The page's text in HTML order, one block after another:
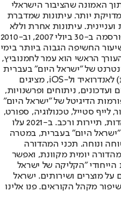
האמונה שהציבור הישראלי
יותר. עיתונות שמדברת
עיתונות אחרת וללא
תשלום. המהדורה המודפסת הראשונה פורסמה ב-30 ביולי 2007, וב-2010
החשיפה הגבוה ביותר בימי
הראשי הוא עמר לחמנוביץ,
של "ישראל היום" בעברית
ובאנגלית, כמו כן היישומונים (אפליקציות) לאנדרואיד ול-iOS, מציגים
ניתוחים ופרשנויות,
הדיגיטל של "ישראל היום"
לייף סטייל, טכנולוגיה, ספורט,
כלכלה וצרכנות, בריאות, חיילים, אוכל, יהדות, תיירות ורכב. ב-2021 עלו
היום" בעברית, במטרה
ונוחה. תכני המהדורה
יומית מקוונת, ואפשר
הייחודי "הקליקה של ישראל
על מוצרים ושירותים. ישראל
מקהל הקוראים. פנו אלינו